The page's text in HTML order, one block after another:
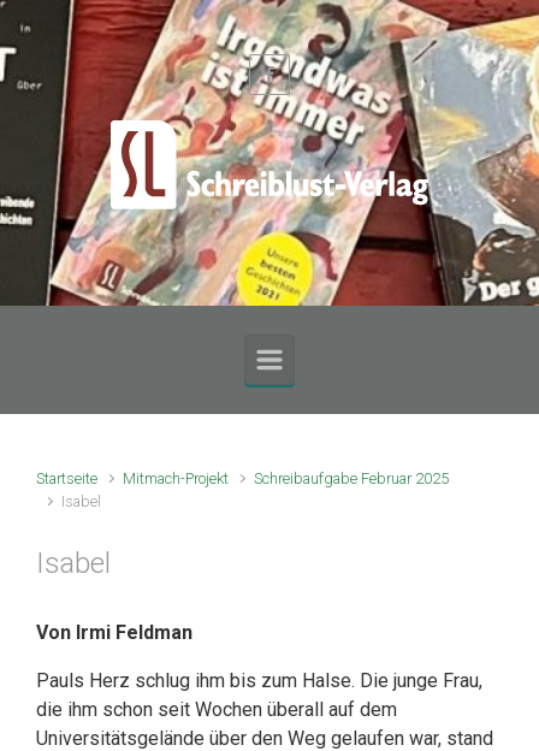
Zum Hauptinhalt springen
Startseite Mitmach-Projekt
Schreibaufgabe Februar 2025
Isabel
Isabel
Von Irmi Feldman
Pauls Herz schlug ihm bis zum Halse. Die junge Frau,
die ihm schon seit Wochen überall auf dem
Universitätsgelände über den Weg gelaufen war, stand